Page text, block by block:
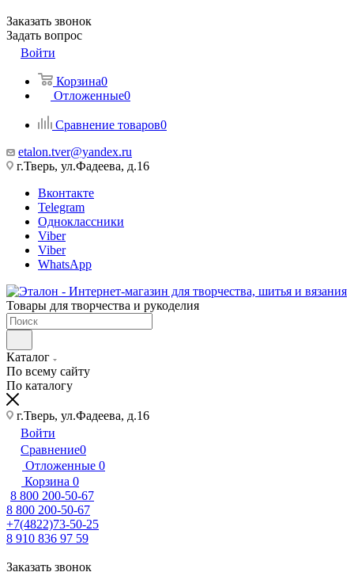
Заказать звонок
Задать вопрос
Войти
Корзина0
Отложенные0
Сравнение товаров0
etalon.tver@yandex.ru
г.Тверь, ул.Фадеева, д.16
Вконтакте
Telegram
Одноклассники
Viber
Viber
WhatsApp
Товары для творчества и рукоделия
Каталог
По всему сайту
По каталогу
г.Тверь, ул.Фадеева, д.16
Войти
Сравнение0
Отложенные 0
Корзина 0
8 800 200-50-67
8 800 200-50-67
+7(4822)73-50-25
8 910 836 97 59
Заказать звонок